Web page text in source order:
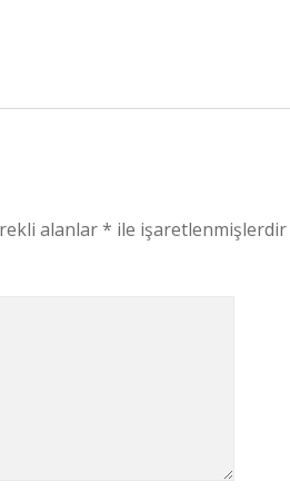
alanlar* ile işaretlenmişlerdir